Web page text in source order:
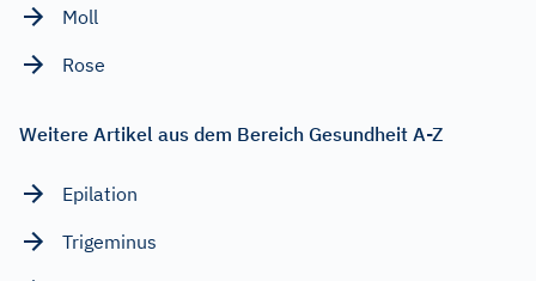
Moll
Rose
Weitere Artikel aus dem Bereich Gesundheit A-Z
Epilation
Trigeminus